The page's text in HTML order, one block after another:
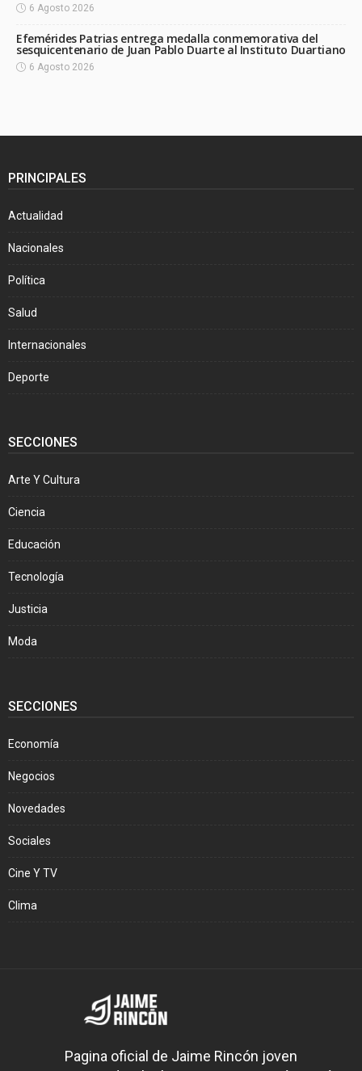
6 Agosto 2026
Efemérides Patrias entrega medalla conmemorativa del
sesquicentenario de Juan Pablo Duarte al Instituto Duartiano
6 Agosto 2026
PRINCIPALES
Actualidad
Nacionales
Política
Salud
Internacionales
Deporte
SECCIONES
Arte Y Cultura
Ciencia
Educación
Tecnología
Justicia
Moda
SECCIONES
Economía
Negocios
Novedades
Sociales
Cine Y TV
Clima
Pagina oficial de Jaime Rincón joven